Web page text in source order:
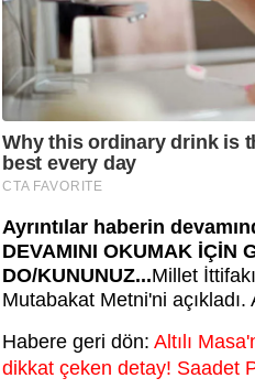
Ayrıntılar haberin
DEVAMINI OKUMAK İÇİN
DO/KUNUNUZ...Millet
Mutabakat Metni'ni açıkladı.
Habere geri dön: Altılı
dikkat çeken detay! Saadet